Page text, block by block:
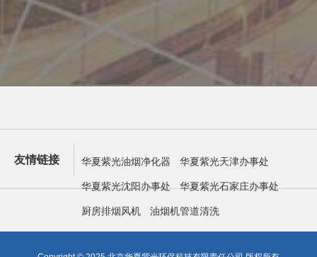
友情链接 华夏紫光油烟净化器 华夏紫光天津办事处
华夏紫光沈阳办事处 华夏紫光石家庄办事处
厨房排烟风机 油烟机管道清洗